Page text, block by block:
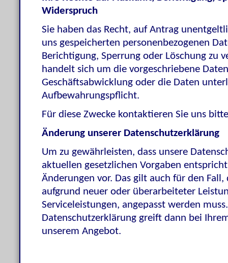
Widerspruch
Sie haben das Recht, auf Antrag
uns gespeicherten personenbezogenen
Berichtigung, Sperrung oder Löschung zu
handelt sich um die vorgeschriebene
Geschäftsabwicklung oder die Daten
Aufbewahrungspflicht.
Für diese Zwecke kontaktieren Sie uns
Änderung unserer Datenschutzerklärung
Um zu gewährleisten, dass unsere
aktuellen gesetzlichen Vorgaben
Änderungen vor. Das gilt auch für den
aufgrund neuer oder überarbeiteter
Serviceleistungen, angepasst werden
Datenschutzerklärung greift dann bei
unserem Angebot.